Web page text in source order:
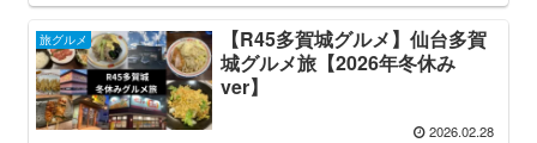
旅グルメ
【R45多賀城グルメ】仙台多賀
城グルメ旅【2026年冬休み
ver】
2026.02.28